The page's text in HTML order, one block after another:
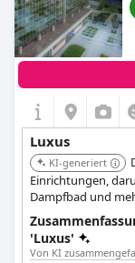
dieses Hotel und
Luxus
KI-generiert
Einrichtungen,
Dampfbad und
einer Dachbar mit
größten
'Luxus'
Von KI